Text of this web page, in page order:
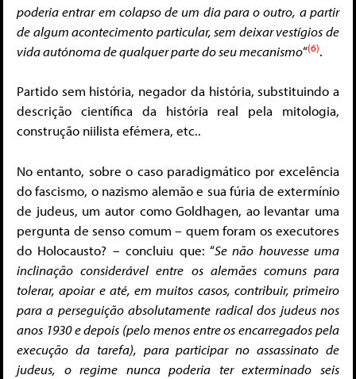
poderia entrar em colapso de um dia para o outro, a partir
de algum acontecimento particular, sem deixar vestígios de
vida autónoma de qualquer parte do seu mecanismo“(6).
Partido sem história, negador da história, substituindo a
descrição científica da história real pela mitologia,
construção niilista efémera, etc..
No entanto, sobre o caso paradigmático por excelência
do fascismo, o nazismo alemão e sua fúria de extermínio
de judeus, um autor como Goldhagen, ao levantar uma
pergunta de senso comum – quem foram os executores
do Holocausto? – concluiu que: “Se não houvesse uma
inclinação considerável entre os alemães comuns para
tolerar, apoiar e até, em muitos casos, contribuir, primeiro
para a perseguição absolutamente radical dos judeus nos
anos 1930 e depois (pelo menos entre os encarregados pela
execução da tarefa), para participar no assassinato de
judeus, o regime nunca poderia ter exterminado seis